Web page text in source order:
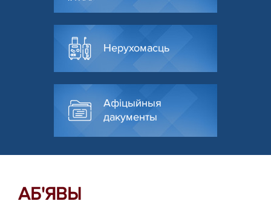
Нерухомасць
Афіцыйныя
дакументы
АБ'ЯВЫ